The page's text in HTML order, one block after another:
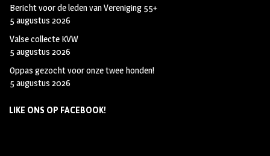
Bericht voor de leden van Vereniging 55+
5 augustus 2026
Valse collecte KVW
5 augustus 2026
Oppas gezocht voor onze twee honden!
5 augustus 2026
LIKE ONS OP FACEBOOK!